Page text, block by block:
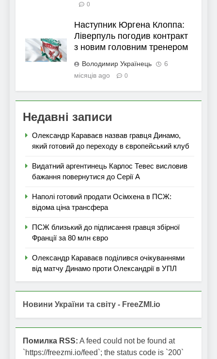
0
Наступник Юргена Клоппа:
Ліверпуль погодив контракт
з новим головним тренером
Володимир Українець
6
місяців ago
0
Недавні записи
Олександр Караваєв назвав гравця Динамо,
який готовий до переходу в європейський клуб
Видатний аргентинець Карлос Тевес висловив
бажання повернутися до Серії А
Наполі готовий продати Осімхена в ПСЖ:
відома ціна трансфера
ПСЖ близький до підписання гравця збірної
Франції за 80 млн євро
Олександр Караваєв поділився очікуваннями
від матчу Динамо проти Олександрії в УПЛ
Новини України та світу - FreeZMI.io
Помилка RSS: A feed could not be found at
`https://freezmi.io/feed`; the status code is `200`